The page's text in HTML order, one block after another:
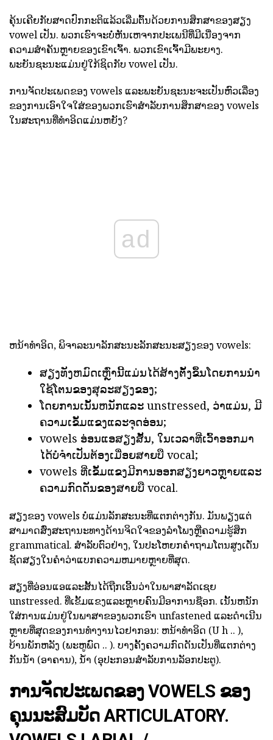
ຄຸ້ນເຄີຍກັບສາດປົກກະຕິແລ້ວເລີ່ມຕົ້ນດ້ວຍການສຶກສາຂອງສຽງ
vowel ເປັນ. ພວກເຮົາຈະບໍ່ຫັນເຫຈາກປະເພນີທີ່ມີເນື່ອງຈາກ
ຄວາມສໍາຄັນຫຼາຍຂອງເຂົາເຈົ້າ. ພວກເຂົາເຈົ້າມີພະຍາງ.
ພະຍັນຊະນະແມ່ນຢູ່ໃກ້ຊິດກັບ vowel ເປັນ.
ການຈັດປະເພດຂອງ vowels ແລະພະຍັນຊະນະຈະເປັນຫົວເລື່ອງ
ຂອງການເອົາໃຈໃສ່ຂອງພວກເຮົາສໍາລັບການສຶກສາຂອງ vowels
ໃນສະຖານທີ່ທໍາອິດແມ່ນຫຍັງ?
ad
ຫນ້າທໍາອິດ, ພິຈາລະນາລັກສະນະລັກສະນະສຽງຂອງ vowels:
ສຽງທັງຫມົດເຫຼົ່ານີ້ແມ່ນໄດ້ສ້າງຕັ້ງຂຶ້ນໂດຍການນໍາ
ໃຊ້ໂຕນຂອງສຸລະສຽງຂອງ;
ໂດຍການເນັ້ນຫນັກແລະ unstressed, ວ່າແມ່ນ, ມີ
ຄວາມເຂັ້ມແຂງແລະຈຸດອ່ອນ;
vowels ອ່ອນແອສຽງສັ້ນ, ໃນເວລາທີ່ເວົ້າອອກມາ
ໄດ້ບໍ່ຈໍາເປັນຕ້ອງເມື່ອຍສາຍບື vocal;
vowels ທີ່ເຂັ້ມແຂງມີການອອກສຽງຍາວຫຼາຍແລະ
ຄວາມກົດດັນຂອງສາຍບື vocal.
ສຽງຂອງ vowels ບໍ່ແມ່ນລັກສະນະທີ່ແຕກຕ່າງກັນ. ມັນພຽງແຕ່
ສາມາດສົ່ງສະຖານະທາງດ້ານຈິດໃຈຂອງລໍາໂພງຫຼືຄວາມຮູ້ສຶກ
grammatical. ສໍາລັບຕົວຢ່າງ, ໃນປະໂຫຍກຄໍາຖາມໂຕນສູງເດັ່ນ
ຊັດສຽງໃນຄໍາວ່າແບກຄວາມຫມາຍຫຼາຍທີ່ສຸດ.
ສຽງທີ່ອ່ອນແອແລະສັ້ນໄດ້ຖືກເອີ້ນວ່າໃນພາສາລັດເຊຍ
unstressed. ທີ່ເຂັ້ມແຂງແລະຫຼາຍຄົນມີອາການຊ໊ອກ. ເນັ້ນຫນັກ
ໃສ່ການແມ່ນຢູ່ໃນພາສາຂອງພວກເຮົາ unfastened ແລະດໍາເນີນ
ຫຼາຍທີ່ສຸດຂອງການທໍາງານໄວຢາກອນ: ຫນ້າທໍາອິດ (U h .. ),
ບ້ານພັກຫລັງ (ພະຫູພົດ .. ). ບາງຄັ້ງຄວາມກົດດັນເປັນທີ່ແຕກຕ່າງ
ກັນນ້ໍາ (ອາຄານ), ນ້ໍາ (ອຸປະກອນສໍາລັບການລັອກປະຕູ).
ການຈັດປະເພດຂອງ VOWELS ຂອງ
ຄຸນນະສົມບັດ ARTICULATORY.